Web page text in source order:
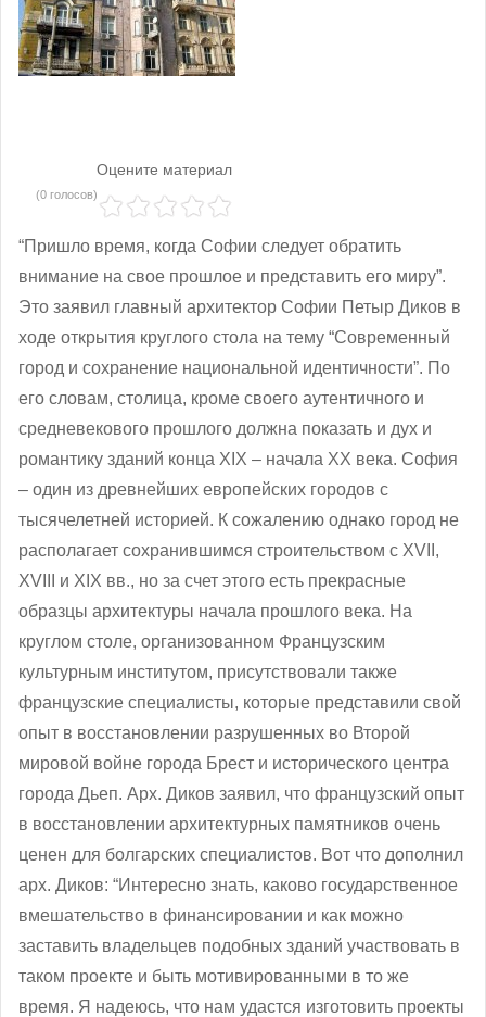
Оцените материал
(0 голосов)
“Пришло время, когда Софии следует обратить
внимание на свое прошлое и представить его миру”.
Это заявил главный архитектор Софии Петыр Диков в
ходе открытия круглого стола на тему “Современный
город и сохранение национальной идентичности”. По
его словам, столица, кроме своего аутентичного и
средневекового прошлого должна показать и дух и
романтику зданий конца ХІХ – начала ХХ века. София
– один из древнейших европейских городов с
тысячелетней историей. К сожалению однако город не
располагает сохранившимся строительством с ХVІІ,
ХVІІІ и ХІХ вв., но за счет этого есть прекрасные
образцы архитектуры начала прошлого века. На
круглом столе, организованном Французским
культурным институтом, присутствовали также
французские специалисты, которые представили свой
опыт в восстановлении разрушенных во Второй
мировой войне города Брест и исторического центра
города Дьеп. Арх. Диков заявил, что французский опыт
в восстановлении архитектурных памятников очень
ценен для болгарских специалистов. Вот что дополнил
арх. Диков: “Интересно знать, каково государственное
вмешательство в финансировании и как можно
заставить владельцев подобных зданий участвовать в
таком проекте и быть мотивированными в то же
время. Я надеюсь, что нам удастся изготовить проекты